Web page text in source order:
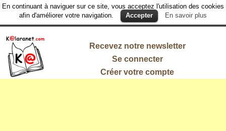
En continuant à naviguer sur ce site, vous acceptez l'utilisation des cookies
afin d'améliorer votre navigation.
Accepter En savoir plus
Recevez notre newsletter
Se connecter
Créer votre compte